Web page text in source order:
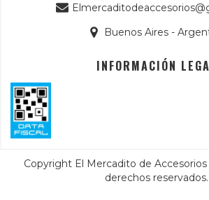
Buenos Aires -
INFORMACIÓN
Copyright El Mercadito de Accesorios
derechos reservados.